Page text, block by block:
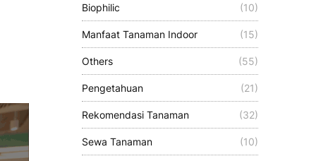
Biophilic (10)
Manfaat Tanaman Indoor (15)
Others (55)
Pengetahuan (21)
Rekomendasi Tanaman (32)
Sewa Tanaman (10)